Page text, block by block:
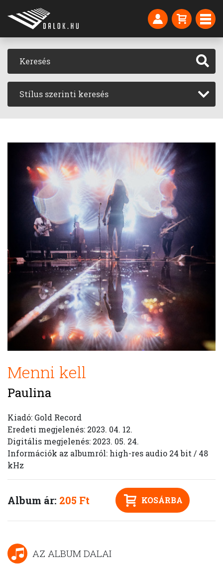
Stílus szerinti keresés
Menni kell
Paulina
Kiadó: Gold Record
Eredeti megjelenés: 2023. 04. 12.
Digitális megjelenés: 2023. 05. 24.
Információk az albumról: high-res audio 24 bit / 48
kHz
Album ár: 205 Ft KOSÁRBA
AZ ALBUM DALAI